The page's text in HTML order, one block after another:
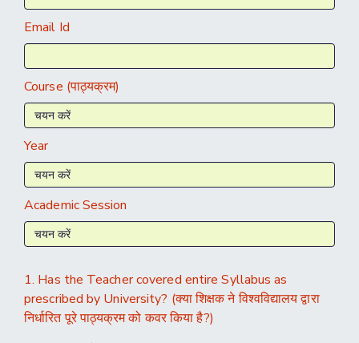
Email Id
Course (पाठ्यक्रम)
Year
Academic Session
1. Has the Teacher covered entire Syllabus as
prescribed by University? (क्या शिक्षक ने विश्वविद्यालय द्वारा
निर्धारित पूरे पाठ्यक्रम को कवर किया है?)